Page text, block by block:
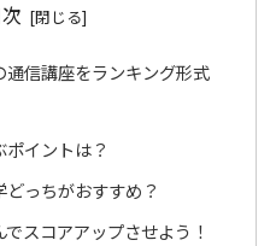
信講座をランキング形式
イントは？
っちがおすすめ？
スコアアップさせよう！